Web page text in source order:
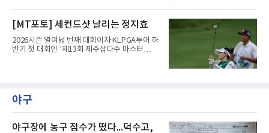
제주도 서귀포시에 위치한 테디밸리 골프앤리조
트(파72/6,767야드)에서 열리고 있다.8일 현재
3라운드 경기가 펼쳐지고 있다.한아름이 1번 홀
에서 경기하고 있다.
[MT포토] 세컨드샷 날리는 정지효
2026시즌 열여덟 번째 대회이자 KLPGA투어 하
반기 첫 대회인 ‘제13회 제주삼다수 마스터
에서 경기하고 있다.
야구
야구장에 농구 점수가 떴다...덕수고,